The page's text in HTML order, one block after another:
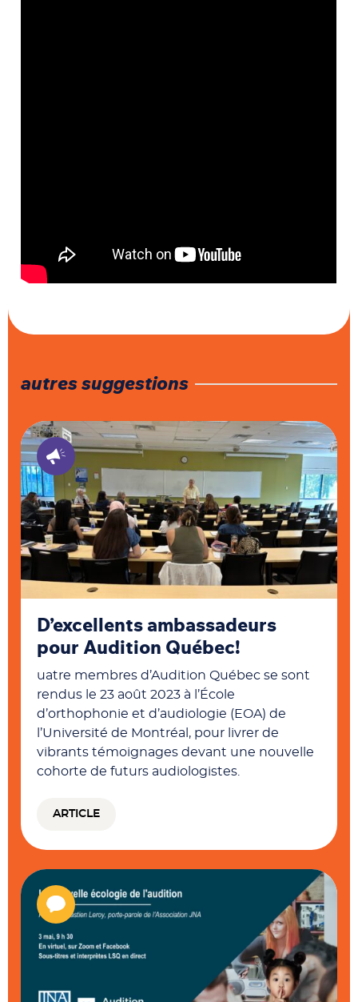
autres suggestions
D’excellents ambassadeurs
pour Audition Québec!
uatre membres d’Audition Québec se sont
rendus le 23 août 2023 à l’École
d’orthophonie et d’audiologie (EOA) de
l’Université de Montréal, pour livrer de
vibrants témoignages devant une nouvelle
cohorte de futurs audiologistes.
ARTICLE